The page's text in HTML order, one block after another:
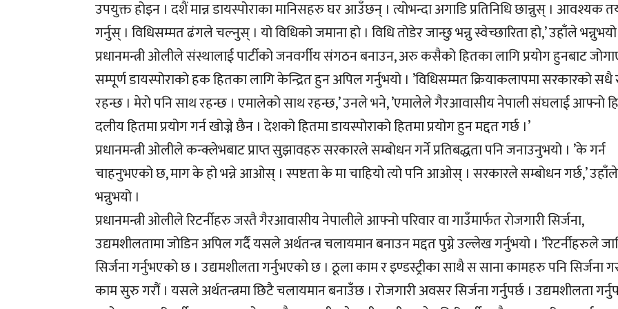
उपयुक्त होइन । दशैं मान्न डायस्पोराका मानिसहरु घर आउँछन् । त्योभन्दा अगाडि प्रतिनिधि छान्नुस् । आवश्यक
गर्नुस् । विधिसम्मत ढंगले चल्नुस् । यो विधिको जमाना हो । विधि तोडेर जान्छु भन्नु स्वेच्छारिता हो,’ उहाँले
प्रधानमन्त्री ओलीले संस्थालाई पार्टीको जनवर्गीय संगठन बनाउन, अरु कसैको हितका लागि प्रयोग हुनबाट
सम्पूर्ण डायस्पोराको हक हितका लागि केन्द्रित हुन अपिल गर्नुभयो । ’विधिसम्मत क्रियाकलापमा सरकारको
रहन्छ । मेरो पनि साथ रहन्छ । एमालेको साथ रहन्छ,’ उनले भने, ’एमालेले गैरआवासीय नेपाली संघलाई आफ्नो
दलीय हितमा प्रयोग गर्न खोज्ने छैन । देशको हितमा डायस्पोराको हितमा प्रयोग हुन मद्दत गर्छ ।’
प्रधानमन्त्री ओलीले कन्क्लेभबाट प्राप्त सुझावहरु सरकारले सम्बोधन गर्ने प्रतिबद्धता पनि जनाउनुभयो । ’के गर्न
चाहनुभएको छ, माग के हो भन्ने आओस् । स्पष्टता के मा चाहियो त्यो पनि आओस् । सरकारले सम्बोधन गर्छ,’ उहाँले
भन्नुभयो ।
प्रधानमन्त्री ओलीले रिटर्नीहरु जस्तै गैरआवासीय नेपालीले आफ्नो परिवार वा गाउँमार्फत रोजगारी सिर्जना,
उद्यमशीलतामा जोडिन अपिल गर्दै यसले अर्थतन्त्र चलायमान बनाउन मद्दत पुग्ने उल्लेख गर्नुभयो । ’रिटर्नीहरुले
सिर्जना गर्नुभएको छ । उद्यमशीलता गर्नुभएको छ । ठूला काम र इण्डस्ट्रीका साथै स साना कामहरु पनि सिर्जना
काम सुरु गरौं । यसले अर्थतन्त्रमा छिटै चलायमान बनाउँछ । रोजगारी अवसर सिर्जना गर्नुपर्छ । उद्यमशीलता